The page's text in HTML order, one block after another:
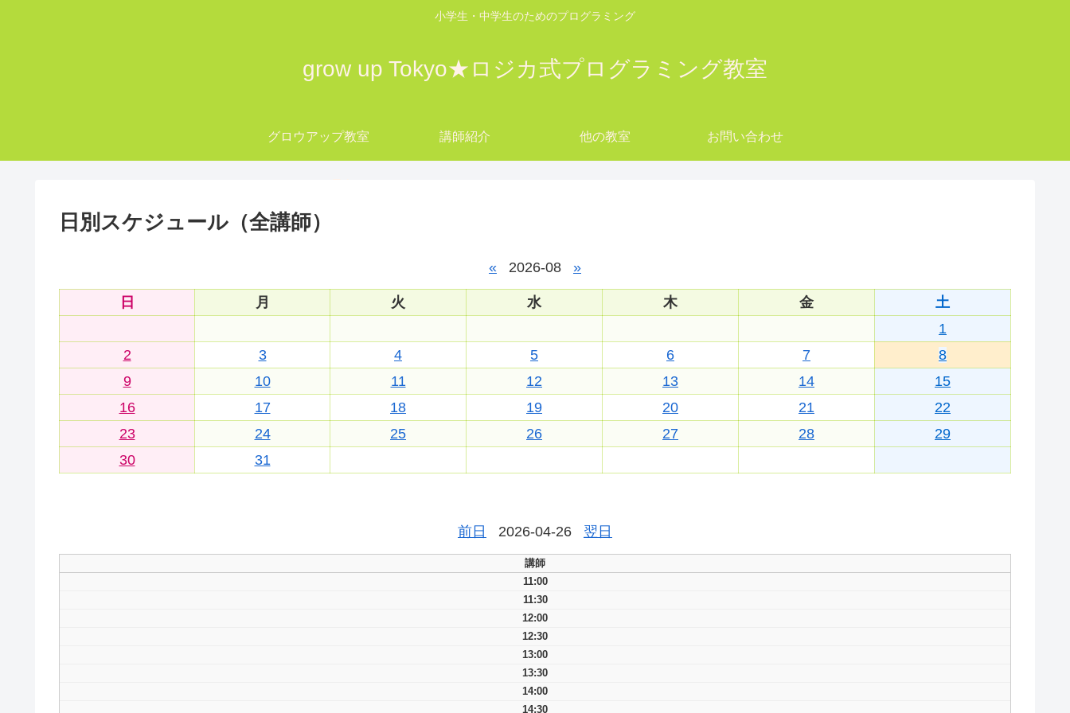
小学生・中学生のためのプログラミング
grow up Tokyo★ロジカ式プログラミング教室
グロウアップ教室 講師紹介 他の教室 お問い合わせ
日別スケジュール（全講師）
« 2026-08 »
日 月 火 水 木 金
土
1
2
3 4 5 6 7
8
9
10 11 12 13 14
15
16
17 18 19 20 21
22
23
24 25 26 27 28
29
30
31
前日 2026-04-26 翌日
講師
11:00
11:30
12:00
12:30
13:00
13:30
14:00
14:30